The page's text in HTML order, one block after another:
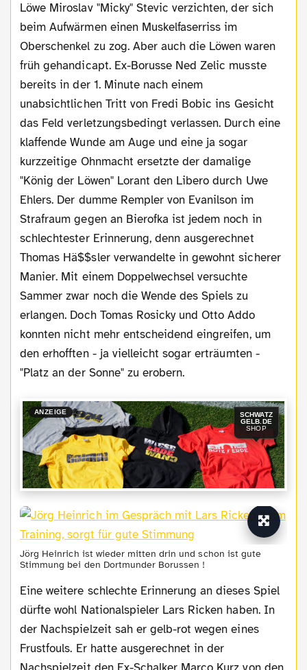
Löwe Miroslav "Micky" Stevic verzichten, der sich
beim Aufwärmen einen Muskelfaserriss im
Oberschenkel zu zog. Aber auch die Löwen waren
früh gehandicapt. Ex-Borusse Ned Zelic musste
bereits in der 1. Minute nach einem
unabsichtlichen Tritt von Fredi Bobic ins Gesicht
das Feld verletzungsbedingt verlassen. Durch eine
klaffende Wunde am Auge und eine ja sogar
kurzzeitige Ohnmacht ersetzte der damalige
"König der Löwen" Lorant den Libero durch Uwe
Ehlers. Der dumme Rempler von Evanilson im
Strafraum gegen an Bierofka ist jedem noch in
schlechtester Erinnerung, denn ausgerechnet
Thomas Hä$$sler verwandelte in gewohnt sicherer
Manier. Mit einem Doppelwechsel versuchte
Sammer zwar noch die Wende des Spiels zu
erlangen. Doch Tomas Rosicky und Otto Addo
konnten nicht mehr entscheidend eingreifen, um
den erhofften - ja vielleicht sogar erträumten -
"Platz an der Sonne" zu erobern.
ANZEIGE
SCHWATZ
GELB.DE
SHOP
Jörg Heinrich ist wieder mitten drin und schon ist gute
Stimmung bei den Dortmunder Borussen !
Eine weitere schlechte Erinnerung an dieses Spiel
dürfte wohl Nationalspieler Lars Ricken haben. In
der Nachspielzeit sah er gelb-rot wegen eines
Frustfouls. Er hatte ausgerechnet in der